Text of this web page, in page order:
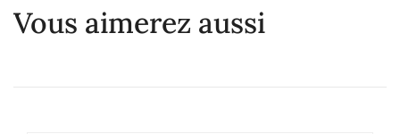
Vous aimerez aussi